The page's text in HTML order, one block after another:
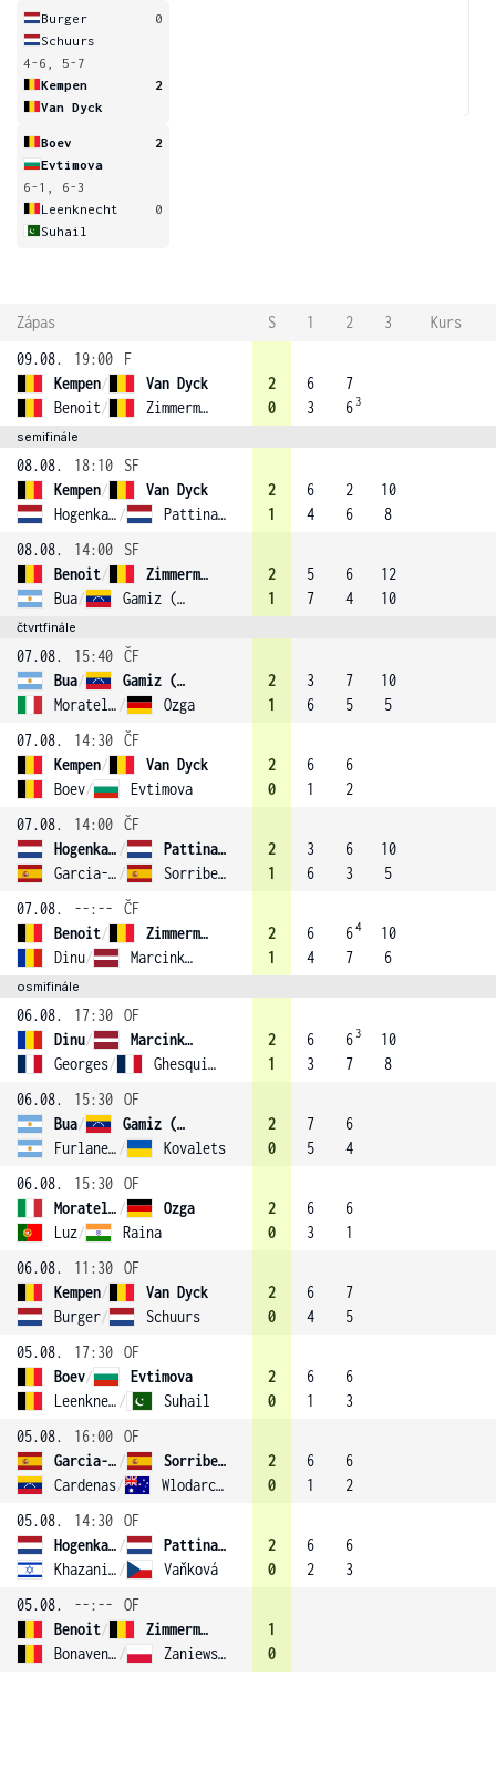
Burger
0
Schuurs
4-6, 5-7
Kempen
2
Van Dyck
Boev
2
Evtimova
6-1, 6-3
Leenknecht
0
Suhail
Zápas S 1 2 3
Kurs
09.08.
19:00
F
Kempen/
Van Dyck
Benoit/ Zimmermann
2
0
6
3
7
6 3
semifinále
08.08. 18:10
SF
Kempen/
Van Dyck
Hogenkamp / Pattinama Kerkhove (4)
2
1
6
4
2
6
10
8
08.08.
14:00
SF
Benoit/
Zimmermann
Bua/ Gamiz (3)
2
1
5
7
6
4
12
10
čtvrtfinále
07.08. 15:40 ČF
Bua/
Gamiz (3)
Moratelli / Ozga
2
1
3
6
7
5
10
5
07.08.
14:30 ČF
Kempen/
Van Dyck
Boev/ Evtimova
2
0
6
1
6
2
07.08.
14:00 ČF
Hogenkamp /
Pattinama Kerkhove (4)
Garcia-Vidagany / Sorribes Tormo
2
1
3
6
6
3
10
5
07.08.
--:--
ČF
Benoit/
Zimmermann
Dinu/ Marcinkevica (1)
2
1
6
4
64
7
10
6
osmifinále
06.08. 17:30 OF
Dinu/
Marcinkevica (1)
Georges/ Ghesquiere
2
1
6
3
6 3
7
10
8
06.08.
15:30 OF
Bua/
Gamiz (3)
Furlanetto / Kovalets
2
0
7
5
6
4
06.08.
15:30 OF
Moratelli /
Ozga
Luz/ Raina
2
0
6
3
6
1
06.08.
11:30 OF
Kempen/
Van Dyck
Burger/ Schuurs
2
0
6
4
7
5
05.08.
17:30 OF
Boev/
Evtimova
Leenknecht / Suhail
2
0
6
1
6
3
05.08.
16:00 OF
Garcia-Vidagany /
Sorribes Tormo
Cardenas/ Wlodarczak
2
0
6
1
6
2
05.08.
14:30 OF
Hogenkamp /
Pattinama Kerkhove (4)
Khazaniuk / Vaňková
2
0
6
2
6
3
05.08.
--:--
OF
Benoit/
Zimmermann
Bonaventure / Zaniewska
1
0